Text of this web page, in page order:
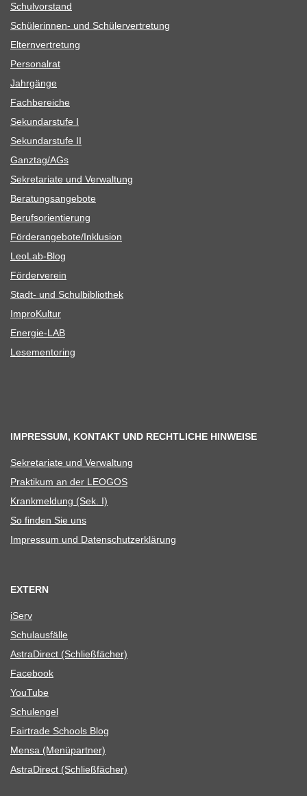
Schul­vor­stand
Schü­le­rin­nen- und Schülervertretung
Eltern­ver­tre­tung
Per­so­nal­rat
Jahr­gänge
Fach­be­rei­che
Sekun­dar­stufe I
Sekun­dar­stufe II
Ganztag/​​AGs
Sekre­ta­riate und Verwaltung
Bera­tungs­an­ge­bote
Berufs­ori­en­tie­rung
Förderangebote/​​Inklusion
Leo­Lab-Blog
För­der­ver­ein
Stadt- und Schulbibliothek
Impro­Kul­tur
Ener­­gie-LAB
Lese­men­to­ring
IMPRESSUM, KONTAKT UND RECHTLICHE HINWEISE
Sekre­ta­riate und Verwaltung
Prak­ti­kum an der LEOGOS
Krank­mel­dung (Sek. I)
So fin­den Sie uns
Impres­sum und Datenschutzerklärung
EXTERN
iServ
Schul­aus­fälle
Astra­Di­rect (Schließ­fä­cher)
Face­book
You­Tube
Schul­en­gel
Fair­trade Schools Blog
Mensa (Menü­part­ner)
Astra­Di­rect (Schließ­fä­cher)